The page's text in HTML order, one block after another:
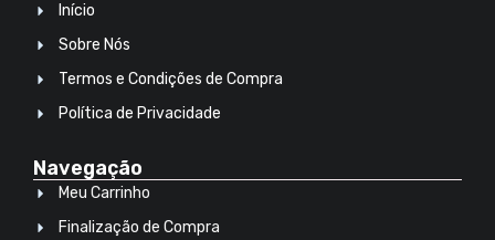
Início
Sobre Nós
Termos e Condições de Compra
Política de Privacidade
Navegação
Meu Carrinho
Finalização de Compra